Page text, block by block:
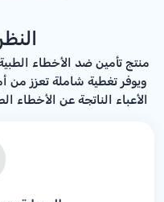
منتج تأمين ضد الأخطاء
ويوفر تغطية شاملة تعزز
الأعباء الناتجة عن الأخطاء